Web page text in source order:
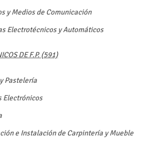
y Medios de Comunicación
Electrotécnicos y Automáticos
DE F.P. (591)
Pastelería
Electrónicos
e Instalación de Carpintería y Mueble